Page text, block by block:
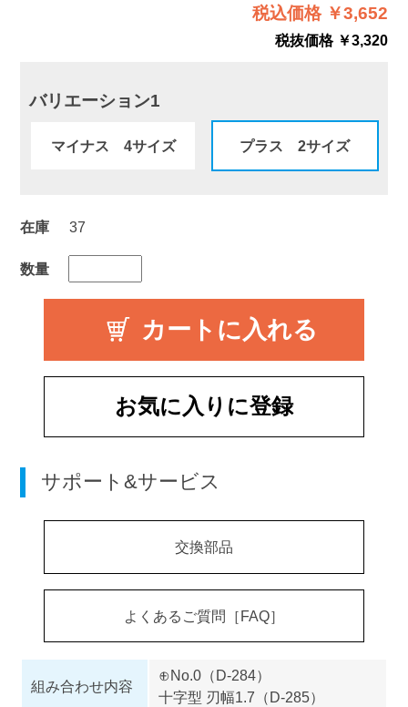
税込価格 ￥3,652
税抜価格 ￥3,320
バリエーション1
マイナス 4サイズ プラス 2サイズ
在庫 37
数量
お気に入りに登録
サポート&サービス
交換部品
よくあるご質問［FAQ］
組み合わせ内容
⊕No.0（D-284）
十字型 刃幅1.7（D-285）